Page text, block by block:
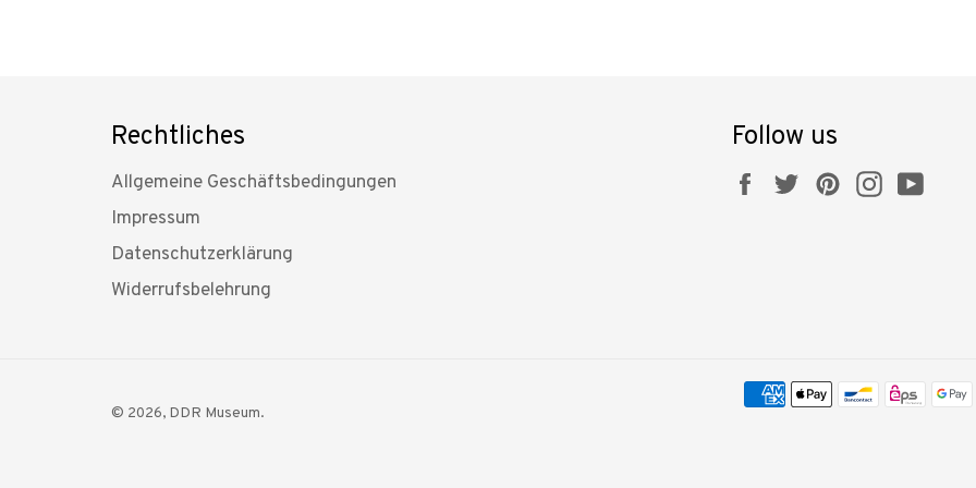
Rechtliches
Allgemeine Geschäftsbedingungen
Impressum
Datenschutzerklärung
Widerrufsbelehrung
Follow us
FacebookTwitterPinterestInstagram
© 2026, DDR Museum.